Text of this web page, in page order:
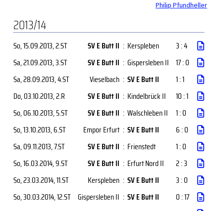
Philip Pfundheller
2013/14
So, 15.09.2013, 2.ST SV E Butt II : Kerspleben
3 : 4
Sa, 21.09.2013, 3.ST SV E Butt II : Gispersleben II 17 : 0
Sa, 28.09.2013, 4.ST Vieselbach : SV E Butt II
1 : 1
Do, 03.10.2013, 2.R SV E Butt II : Kindelbrück II
10 : 1
So, 06.10.2013, 5.ST SV E Butt II : Walschleben II
1 : 0
So, 13.10.2013, 6.ST Empor Erfurt : SV E Butt II
6 : 0
Sa, 09.11.2013, 7.ST SV E Butt II : Frienstedt
1 : 0
So, 16.03.2014, 9.ST SV E Butt II : Erfurt Nord II
2 : 3
So, 23.03.2014, 11.ST Kerspleben : SV E Butt II
3 : 0
So, 30.03.2014, 12.ST Gispersleben II : SV E Butt II
0 : 17